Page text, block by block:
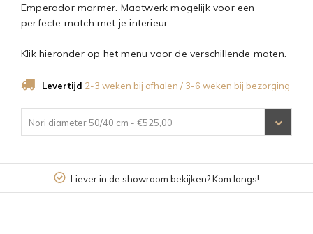
Emperador marmer. Maatwerk mogelijk voor een
perfecte match met je interieur.
Klik hieronder op het menu voor de verschillende maten.
Levertijd 2-3 weken bij afhalen / 3-6 weken bij bezorging
Nori diameter 50/40 cm - €525,00
Liever in de showroom bekijken? Kom langs!